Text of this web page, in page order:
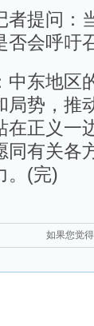
提问：当
否会呼吁
地区的
局势，推
在正义一
同有关各
。(完)
如果您觉